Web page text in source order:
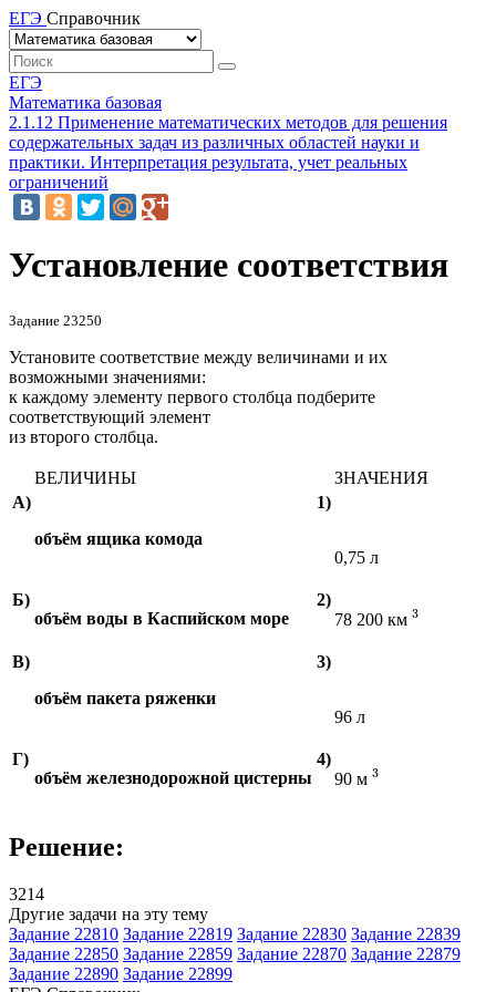
ЕГЭ Справочник
ЕГЭ
Математика базовая
2.1.12 Применение математических методов для решения
содержательных задач из различных областей науки и
практики. Интерпретация результата, учет реальных
ограничений
Установление соответствия
Задание 23250
Установите соответствие между величинами и их
возможными значениями:
к каждому элементу первого столбца подберите
соответствующий элемент
из второго столбца.
ВЕЛИЧИНЫ
ЗНАЧЕНИЯ
А)
объём ящика комода
1)
0,75 л
Б)
объём воды в Каспийском море
2)
78 200 км 3
В)
объём пакета ряженки
3)
96 л
Г)
объём железнодорожной цистерны
4)
90 м 3
Решение:
3214
Другие задачи на эту тему
Задание 22810 Задание 22819 Задание 22830 Задание 22839
Задание 22850 Задание 22859 Задание 22870 Задание 22879
Задание 22890 Задание 22899